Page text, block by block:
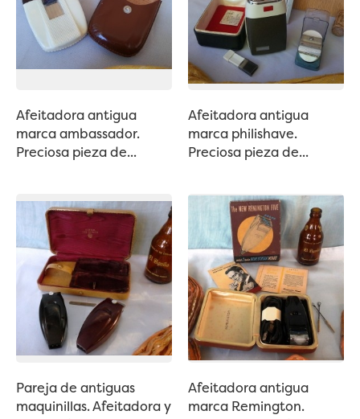
Afeitadora antigua
marca ambassador.
Preciosa pieza de...
Afeitadora antigua
marca philishave.
Preciosa pieza de...
Pareja de antiguas
maquinillas. Afeitadora y
Afeitadora antigua
marca Remington.